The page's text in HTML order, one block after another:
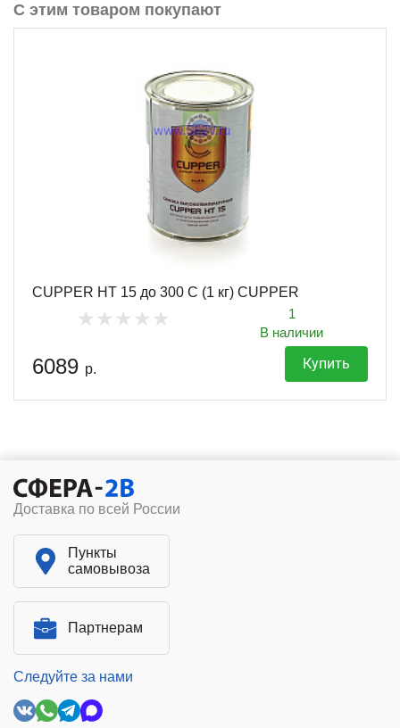
С этим товаром покупают
CUPPER HT 15 до 300 С (1 кг) CUPPER
1
В наличии
6089 р. Купить
Доставка по всей России
Пункты
самовывоза
Партнерам
Следуйте за нами